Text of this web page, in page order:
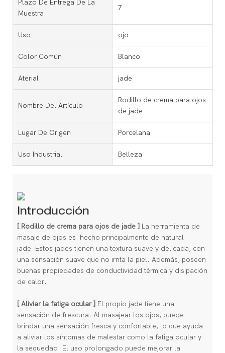
Plazo De Entrega De La
Muestra
7
Uso ojo
Color Común Blanco
Aterial jade
Nombre Del Artículo
Rodillo de crema para ojos
de jade
Lugar De Origen Porcelana
Uso Industrial Belleza
Introducción
[Rodillo de crema para ojos de jade ] La herramienta de
masaje de ojos es hecho principalmente de natural
jade Estos jades tienen una textura suave y delicada, con
una sensación suave que no irrita la piel. Además, poseen
buenas propiedades de conductividad térmica y disipación
de calor.
[Aliviar la fatiga ocular] El propio jade tiene una
sensación de frescura. Al masajear los ojos, puede
brindar una sensación fresca y confortable, lo que ayuda
a aliviar los síntomas de malestar como la fatiga ocular y
la sequedad. El uso prolongado puede mejorar la